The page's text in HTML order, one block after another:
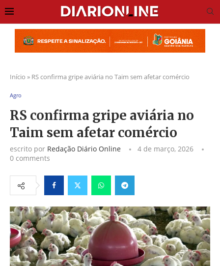
Início » RS confirma gripe aviária no Taim sem afetar comércio
Agro
RS confirma gripe aviária no
Taim sem afetar comércio
escrito por Redação Diário Online
4 de março, 2026
0 comments
FacebookTwitter WhatsappTelegram